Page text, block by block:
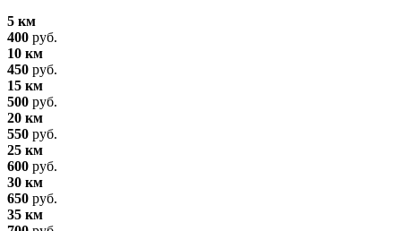
5 км
400 руб.
10 км
450 руб.
15 км
500 руб.
20 км
550 руб.
25 км
600 руб.
30 км
650 руб.
35 км